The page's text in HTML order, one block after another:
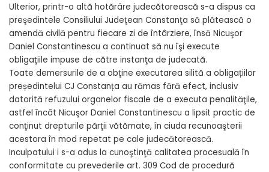
Ulterior, printr-o altă hotărâre judecătorească s-a dispus ca
preşedintele Consiliului Judeţean Constanţa să plătească o
amendă civilă pentru fiecare zi de întârziere, însă Nicuşor
Daniel Constantinescu a continuat să nu îşi execute
obligaţiile impuse de către instanţa de judecată.
Toate demersurile de a obţine executarea silită a obligațiilor
președintelui CJ Constanța au rămas fără efect, inclusiv
datorită refuzului organelor fiscale de a executa penalităţile,
astfel încât Nicuşor Daniel Constantinescu a lipsit practic de
conţinut drepturile părţii vătămate, în ciuda recunoaşterii
acestora în mod repetat pe cale judecătorească.
Inculpatului i s-a adus la cunoştinţă calitatea procesuală în
conformitate cu prevederile art. 309 Cod de procedură